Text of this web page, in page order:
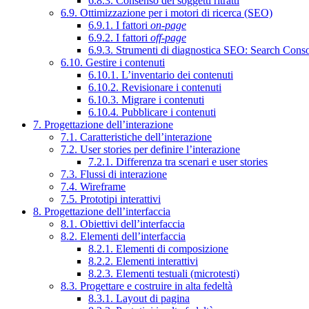
6.9. Ottimizzazione per i motori di ricerca (SEO)
6.9.1. I fattori on-page
6.9.2. I fattori off-page
6.9.3. Strumenti di diagnostica SEO: Search
6.10. Gestire i contenuti
6.10.1. L’inventario dei contenuti
6.10.2. Revisionare i contenuti
6.10.3. Migrare i contenuti
6.10.4. Pubblicare i contenuti
7. Progettazione dell’interazione
7.1. Caratteristiche dell’interazione
7.2. User stories per definire l’interazione
7.2.1. Differenza tra scenari e user stories
7.3. Flussi di interazione
7.4. Wireframe
7.5. Prototipi interattivi
8. Progettazione dell’interfaccia
8.1. Obiettivi dell’interfaccia
8.2. Elementi dell’interfaccia
8.2.1. Elementi di composizione
8.2.2. Elementi interattivi
8.2.3. Elementi testuali (microtesti)
8.3. Progettare e costruire in alta fedeltà
8.3.1. Layout di pagina